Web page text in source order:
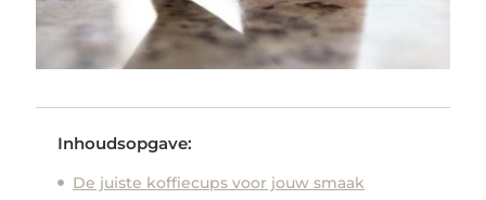
Inhoudsopgave:
De juiste koffiecups voor jouw smaak